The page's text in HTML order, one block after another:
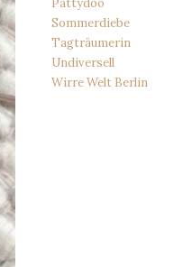
Pattydoo
Sommerdiebe
Tagträumerin
Undiversell
Wirre Welt Berlin